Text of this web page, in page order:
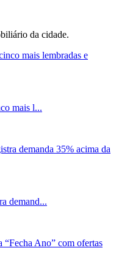
da cidade.
mais l...
demand...